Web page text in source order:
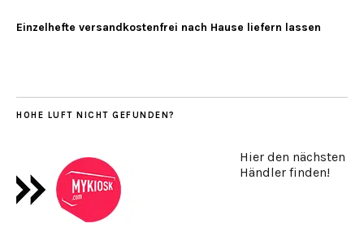
Einzelhefte versandkostenfrei nach Hause liefern lassen
HOHE LUFT NICHT GEFUNDEN?
Hier den nächsten
Händler finden!